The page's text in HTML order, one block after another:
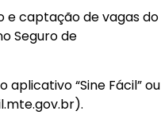
e captação de vagas do
Seguro de
“Sine Fácil” ou